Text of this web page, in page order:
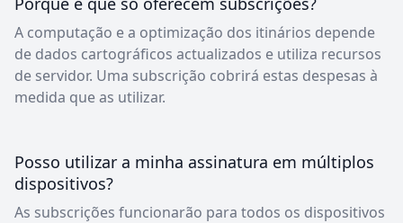
A computação e a optimização dos itinários depende
de dados cartográficos actualizados e utiliza recursos
de servidor. Uma subscrição cobrirá estas despesas à
medida que as utilizar.
Posso utilizar a minha assinatura em múltiplos
dispositivos?
As subscrições funcionarão para todos os dispositivos